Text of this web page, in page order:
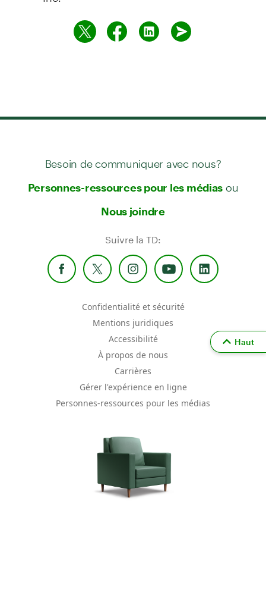
Besoin de communiquer avec nous?
Personnes-ressources pour les médias ou
Nous joindre
Suivre la TD:
Confidentialité et sécurité
Mentions juridiques
Accessibilité
À propos de nous
Carrières
Gérer l'expérience en ligne
Personnes-ressources pour les médias
Haut